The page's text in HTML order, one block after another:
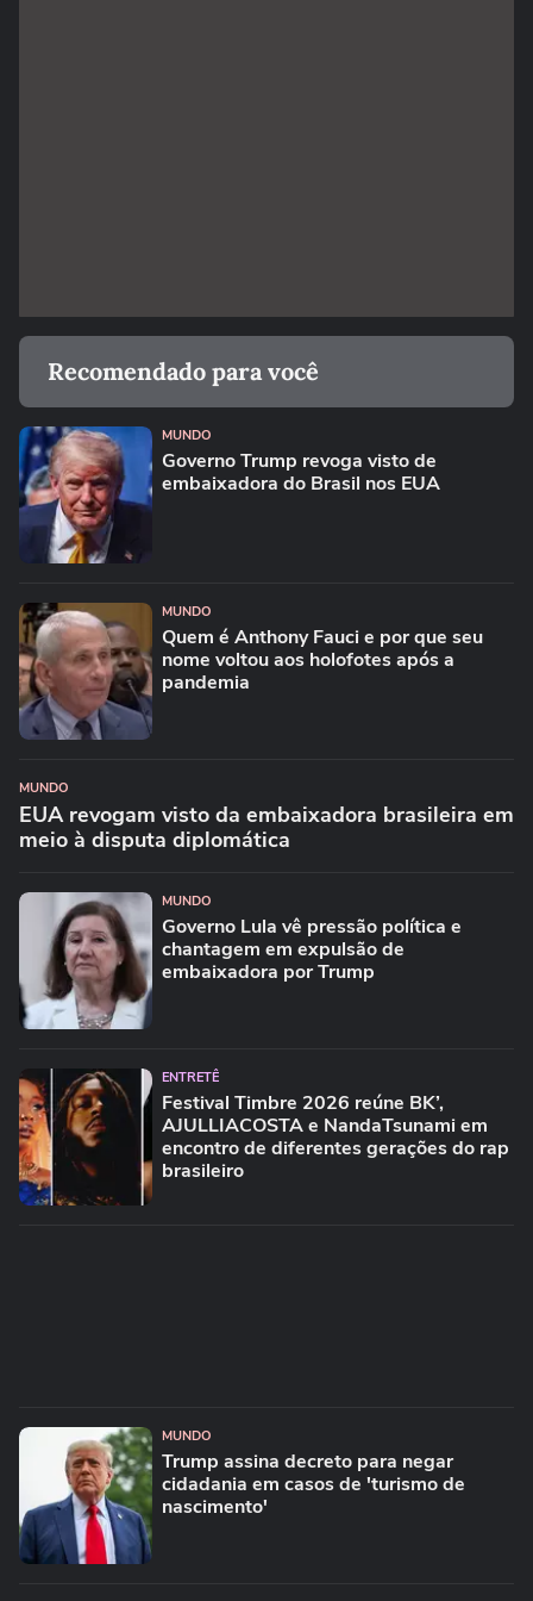
Recomendado para você
MUNDO
Governo Trump revoga visto de
embaixadora do Brasil nos EUA
MUNDO
Quem é Anthony Fauci e por que seu
nome voltou aos holofotes após a
pandemia
MUNDO
EUA revogam visto da embaixadora brasileira em
meio à disputa diplomática
MUNDO
Governo Lula vê pressão política e
chantagem em expulsão de
embaixadora por Trump
ENTRETÊ
Festival Timbre 2026 reúne BK’,
AJULLIACOSTA e NandaTsunami em
encontro de diferentes gerações do rap
brasileiro
MUNDO
Trump assina decreto para negar
cidadania em casos de 'turismo de
nascimento'